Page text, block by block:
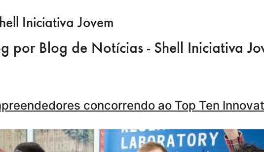
Iniciativa Jovem
por Blog de Notícias - Shell Iniciativa
concorrendo ao Top Ten